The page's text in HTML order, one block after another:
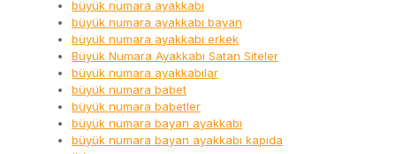
büyük numara ayakkabı
büyük numara ayakkabı bayan
büyük numara ayakkabı erkek
Büyük Numara Ayakkabı Satan Siteler
büyük numara ayakkabılar
büyük numara babet
büyük numara babetler
büyük numara bayan ayakkabı
büyük numara bayan ayakkabı kapıda